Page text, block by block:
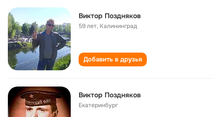
Виктор Поздняков
59 лет, Калининград
Добавить в друзья
Виктор Поздняков
Екатеринбург